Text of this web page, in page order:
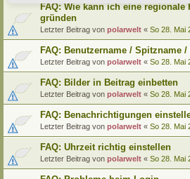
FAQ: Wie kann ich eine regionale
gründen
Letzter Beitrag von polarwelt « So 28. Mai
FAQ: Benutzername / Spitzname
Letzter Beitrag von polarwelt « So 28. Mai
FAQ: Bilder in Beitrag einbetten
Letzter Beitrag von polarwelt « So 28. Mai
FAQ: Benachrichtigungen
Letzter Beitrag von polarwelt « So 28. Mai
FAQ: Uhrzeit richtig einstellen
Letzter Beitrag von polarwelt « So 28. Mai